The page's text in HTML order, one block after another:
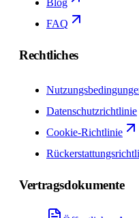
FAQ
Rechtliches
Datenschutzrichtlinie
Cookie-Richtlinie
Vertragsdokumente